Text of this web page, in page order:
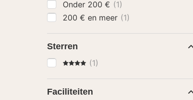
Onder 200 € (1)
200 € en meer (1)
Sterren
4 Sterren
(1)
Faciliteiten